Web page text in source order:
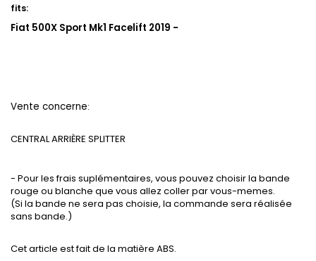
fits:
Fiat 500X Sport Mk1 Facelift 2019 -
Vente concerne:
CENTRAL ARRIÈRE SPLITTER
- Pour les frais suplémentaires, vous pouvez choisir la bande
rouge ou blanche que vous allez coller par vous-memes.
(Si la bande ne sera pas choisie, la commande sera réalisée
sans bande.)
Cet article est fait de la matière ABS.